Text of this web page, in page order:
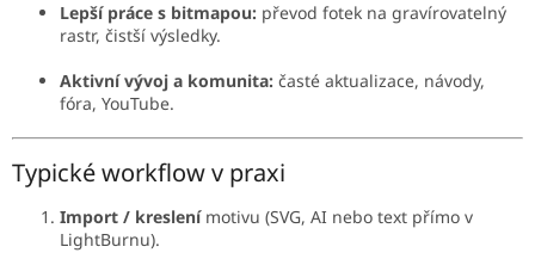
Lepší práce s bitmapou: převod fotek na gravírovatelný
rastr, čistší výsledky.
Aktivní vývoj a komunita: časté aktualizace, návody,
fóra, YouTube.
Typické workflow v praxi
Import / kreslenímotivu (SVG, AI nebo text přímo v
LightBurnu).